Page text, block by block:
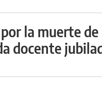
la muerte de
docente